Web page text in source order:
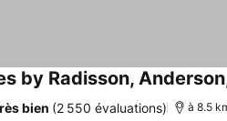
by Radisson,
bien (2 550 évaluations) à 8.5